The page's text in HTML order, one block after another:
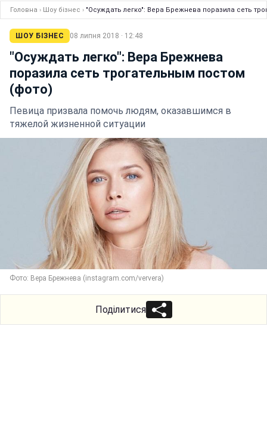
Головна › Шоу бізнес › "Осуждать легко": Вера Брежнева поразила сеть
ШОУ БІЗНЕС 08 липня 2018 · 12:48
"Осуждать легко": Вера Брежнева
поразила сеть трогательным постом
(фото)
Певица призвала помочь людям, оказавшимся в
тяжелой жизненной ситуации
Фото: Вера Брежнева (instagram.com/ververa)
Поділитися